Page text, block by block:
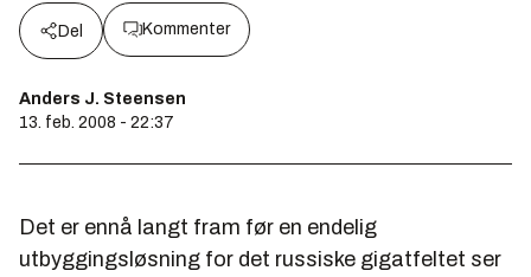
Del Kommenter
Anders J. Steensen
13. feb. 2008 - 22:37
Det er ennå langt fram før en endelig
utbyggingsløsning for det russiske gigatfeltet ser